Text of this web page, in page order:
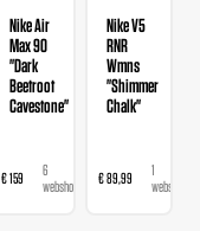
Nike Air
Max 90
"Dark
Beetroot
Cavestone"
€ 159
6
webshops
Nike V5
RNR
Wmns
"Shimmer
Chalk"
€ 89,99
1
webshop